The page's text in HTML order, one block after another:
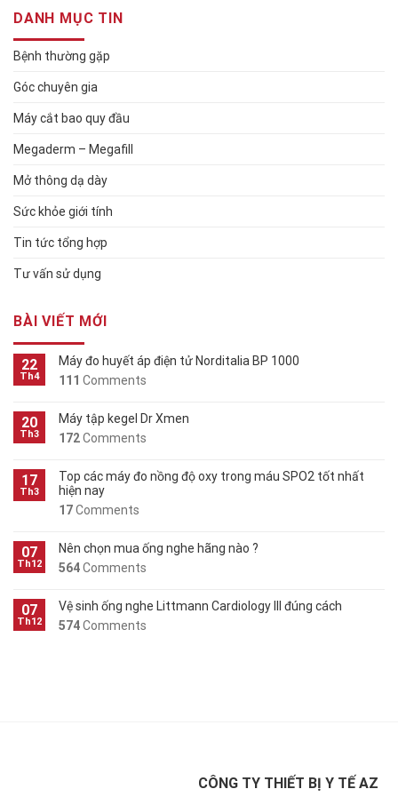
DANH MỤC TIN
Bệnh thường gặp
Góc chuyên gia
Máy cắt bao quy đầu
Megaderm – Megafill
Mở thông dạ dày
Sức khỏe giới tính
Tin tức tổng hợp
Tư vấn sử dụng
BÀI VIẾT MỚI
22
Th4
Máy đo huyết áp điện tử Norditalia BP 1000
111 Comments
20
Th3
Máy tập kegel Dr Xmen
172Comments
17
Th3
Top các máy đo nồng độ oxy trong máu SPO2 tốt nhất
hiện nay
17Comments
07
Th12
Nên chọn mua ống nghe hãng nào ?
564Comments
07
Th12
Vệ sinh ống nghe Littmann Cardiology III đúng cách
574Comments
CÔNG TY THIẾT BỊ Y TẾ AZ